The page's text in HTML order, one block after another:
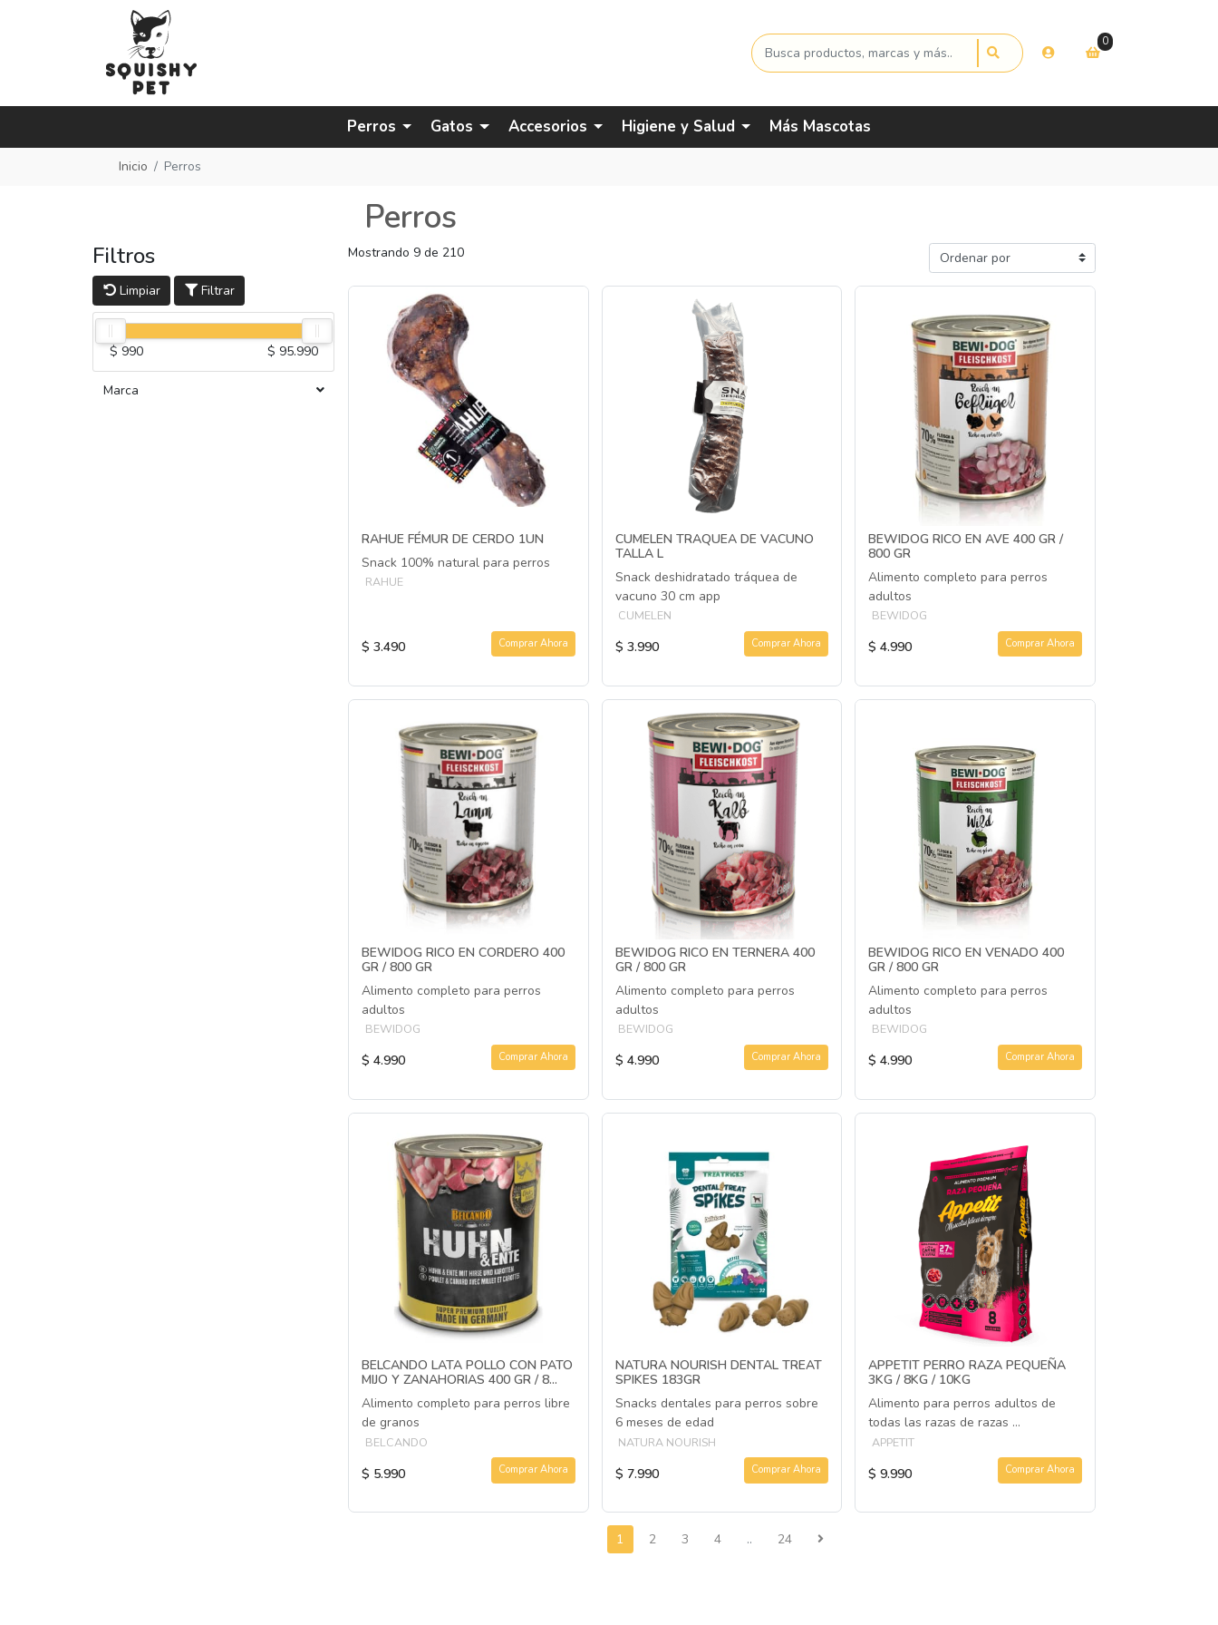
0
Perros Gatos Accesorios Higiene y Salud Más Mascotas
Inicio Perros
Perros
Filtros
Limpiar Filtrar
$ 990 $ 95.990
Marca
Mostrando 9 de 210
RAHUE FÉMUR DE CERDO 1UN
Snack 100% natural para perros
RAHUE
$ 3.490 Comprar Ahora
CUMELEN TRAQUEA DE VACUNO
TALLA L
Snack deshidratado tráquea de
vacuno 30 cm app
CUMELEN
$ 3.990 Comprar Ahora
BEWIDOG RICO EN AVE 400 GR /
800 GR
Alimento completo para perros
adultos
BEWIDOG
$ 4.990 Comprar Ahora
BEWIDOG RICO EN CORDERO 400
GR / 800 GR
Alimento completo para perros
adultos
BEWIDOG
$ 4.990 Comprar Ahora
BEWIDOG RICO EN TERNERA 400
GR / 800 GR
Alimento completo para perros
adultos
BEWIDOG
$ 4.990 Comprar Ahora
BEWIDOG RICO EN VENADO 400
GR / 800 GR
Alimento completo para perros
adultos
BEWIDOG
$ 4.990 Comprar Ahora
BELCANDO LATA POLLO CON PATO
MIJO Y ZANAHORIAS 400 GR / 8...
Alimento completo para perros libre
de granos
BELCANDO
$ 5.990 Comprar Ahora
NATURA NOURISH DENTAL TREAT
SPIKES 183GR
Snacks dentales para perros sobre
6 meses de edad
NATURA NOURISH
$ 7.990 Comprar Ahora
APPETIT PERRO RAZA PEQUEÑA
3KG / 8KG / 10KG
Alimento para perros adultos de
todas las razas de razas ...
APPETIT
$ 9.990 Comprar Ahora
1 2 3 4 .. 24